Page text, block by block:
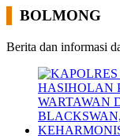
BOLMONG
Berita dan informasi